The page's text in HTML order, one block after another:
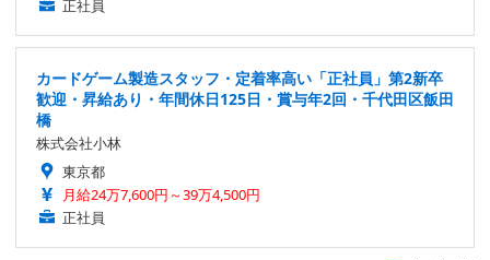
正社員
カードゲーム製造スタッフ・定着率高い「正社員」第2新卒
歓迎・昇給あり・年間休日125日・賞与年2回・千代田区飯田
橋
株式会社小林
東京都
月給24万7,600円～39万4,500円
正社員